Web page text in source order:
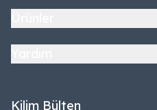
Kilim Bülten